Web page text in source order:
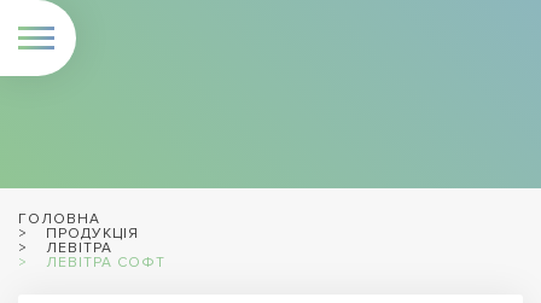
ГОЛОВНА
ПРОДУКЦІЯ
ЛЕВІТРА
ЛЕВІТРА СОФТ